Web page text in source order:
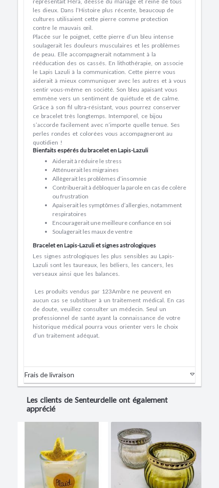
les dieux. Dans l’Histoire plus récente, beaucoup de
cultures utilisaient cette pierre comme protection
contre le mauvais œil.
Placée sur le poignet, cette pierre d’un bleu intense
soulagerait les douleurs musculaires et les problèmes
de peau. Elle accompagnerait notamment à la
rééducation des os cassés. En lithothérapie, on associe
le Lapis Lazuli à la communication. Cette pierre vous
aiderait à mieux communiquer avec les autres et à vous
sentir vous-même en société. Son bleu apaisant vous
emmène vers un sentiment de quiétude et de calme.
Grâce à son fil ultra-résistant, vous pourrez conserver
ce bracelet très longtemps. Intemporel, ce bijou
s’accorde facilement avec n’importe quelle tenue. Ses
perles rondes et colorées vous accompagneront au
quotidien !
Bienfaits espérés du bracelet en Lapis-Lazuli
Aiderait à réduire le stress
Atténuerait les migraines
Allègerait les problèmes d’insomnie
Contribuerait à débloquer la parole en cas de colère
ou frustration
Apaiserait les symptômes d’allergies, notamment
respiratoires
Encouragerait une meilleure confiance en soi
Soulagerait les maux de ventre
Bracelet en Lapis-Lazuli et signes astrologiques
Les signes astrologiques les plus sensibles au Lapis-
Lazuli sont les taureaux, les béliers, les cancers, les
verseaux ainsi que les balances.
Les produits vendus par 123Ambre ne peuvent en
aucun cas se substituer à un traitement médical. En cas
de doute, veuillez consulter un médecin. Seul un
professionnel de santé ayant la connaissance de votre
historique médical pourra vous orienter vers le choix
d’un traitement adéquat.
Frais de livraison
Les clients de Senteurdelle ont également
apprécié